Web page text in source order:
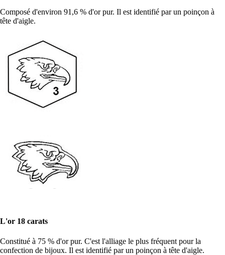
Composé d'environ 91,6 % d'or pur. Il est identifié par un poinçon à
tête d'aigle.
L'or 18 carats
Constitué à 75 % d'or pur. C'est l'alliage le plus fréquent pour la
confection de bijoux. Il est identifié par un poinçon à tête d'aigle.